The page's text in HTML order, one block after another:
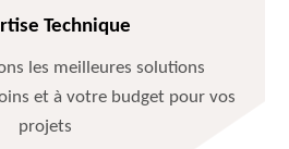
Technique
les meilleures solutions
et à votre budget pour vos
projets